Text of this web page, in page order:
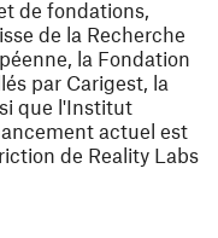
de fondations,
de la Recherche
la Fondation
par Carigest, la
que l'Institut
actuel est
de Reality Labs